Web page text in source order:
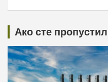
Ако сте